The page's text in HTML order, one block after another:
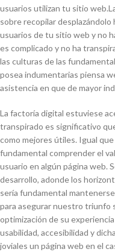
usuarios utilizan tu sitio
sobre recopilar desplazándolo
usuarios de tu sitio web y no
es complicado y no ha
las culturas de las
posea indumentarias piensa
asistencia en que de mayor
La factoría digital estuviese
transpirado es significativo
como mejores útiles. Igual
fundamental comprender el
usuario en algún página web.
desarrollo, adonde los
serí­a fundamental
para asegurar nuestro triunfo
optimización de su
usabilidad, accesibilidad y
joviales un página web en el